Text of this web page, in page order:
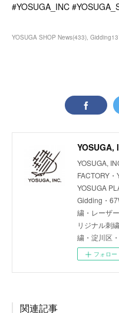
#YOSUGA_INC
YOSUGA SHOP News(433)
YOSUGA,
YOSUGA,
FACTORY
YOSUGA
Gidding・
繍・レーザ
リジナル刺
繍・淀川区
フォロー
関連記事